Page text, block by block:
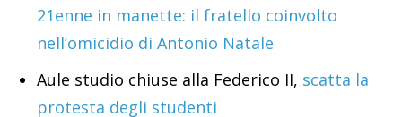
21enne in manette: il fratello coinvolto
nell’omicidio di Antonio Natale
Aule studio chiuse alla Federico II, scatta la
protesta degli studenti